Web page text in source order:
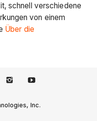
schnell verschiedene
von einem
Über die
Inc.